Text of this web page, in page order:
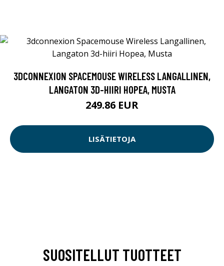
3DCONNEXION SPACEMOUSE WIRELESS LANGALLINEN,
LANGATON 3D-HIIRI HOPEA, MUSTA
249.86 EUR
LISÄTIETOJA
SUOSITELLUT TUOTTEET